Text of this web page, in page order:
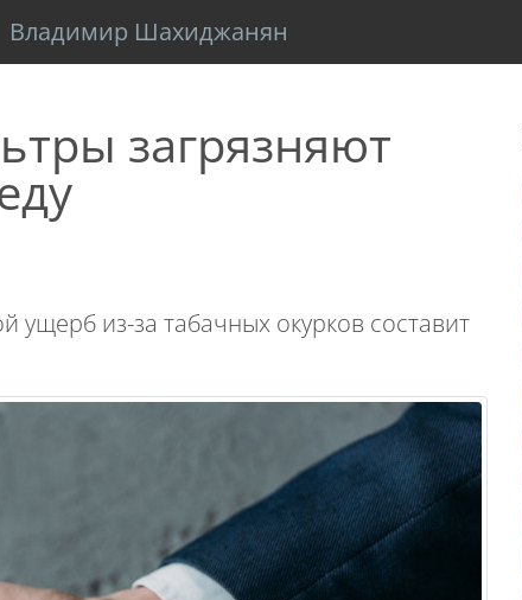
Владимир Шахиджанян
загрязняют
ущерб из-за табачных окурков составит